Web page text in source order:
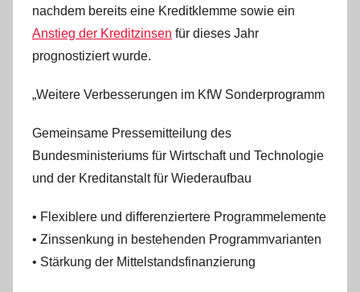
t
e
.
nachdem bereits eine Kreditklemme sowie ein
Anstieg der Kreditzinsen für dieses Jahr
prognostiziert wurde.
„Weitere Verbesserungen im KfW Sonderprogramm
Gemeinsame Pressemitteilung des
Bundesministeriums für Wirtschaft und Technologie
und der Kreditanstalt für Wiederaufbau
• Flexiblere und differenziertere Programmelemente
• Zinssenkung in bestehenden Programmvarianten
• Stärkung der Mittelstandsfinanzierung